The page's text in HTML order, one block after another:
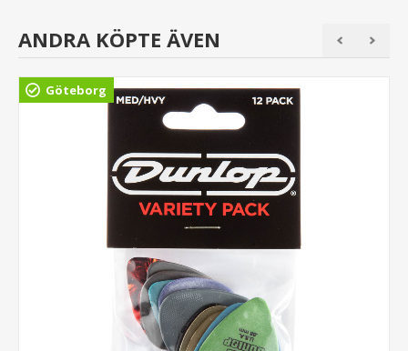
ANDRA KÖPTE ÄVEN
Göteborg